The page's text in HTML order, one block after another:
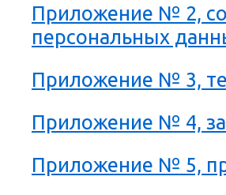
Приложение № 2,
персональных
Приложение № 3,
Приложение № 4,
Приложение № 5,